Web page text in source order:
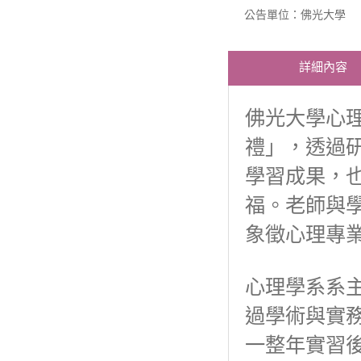
公告單位：佛光大學
詳細內容
佛光大學心
禮」，透過
學習成果，
福。老師與
象徵心理專
心理學系系
過學術與實
一整年實習